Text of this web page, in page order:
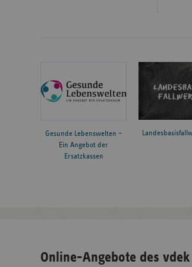
Gesunde Lebenswelten –
Ein Angebot der
Ersatzkassen
Online-Angebote des vdek